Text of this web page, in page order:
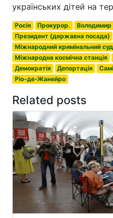
українських дітей на
Росія Прокурор. Володимир
Президент (державна посада)
Міжнародний кримінальний суд
Міжнародна космічна станція
Демократія
Депортація
Ріо-де-Жанейро
Related posts